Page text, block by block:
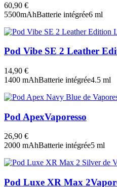
60,90 €
5500mAhBatterie intégrée6 ml
Pod Vibe SE 2 Leather
14,90 €
1400 mAhBatterie intégrée4.5 ml
Pod ApexVaporesso
26,90 €
2000 mAhBatterie intégrée5 ml
Pod Luxe XR Max 2